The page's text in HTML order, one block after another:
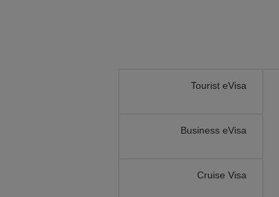
Tourist eVisa
Business eVisa
Cruise Visa